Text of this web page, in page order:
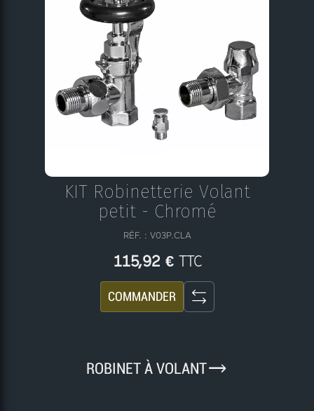
KIT Robinetterie Volant
petit - Chromé
RÉF. : V03P.CLA
115,92 € TTC
COMMANDER
ROBINET À VOLANT9